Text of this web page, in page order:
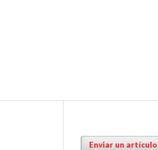
Enviar un artículo